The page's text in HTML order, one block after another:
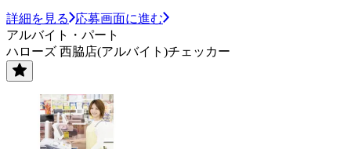
詳細を見る
応募画面に進む
アルバイト・パート
ハローズ 西脇店(アルバイト)チェッカー